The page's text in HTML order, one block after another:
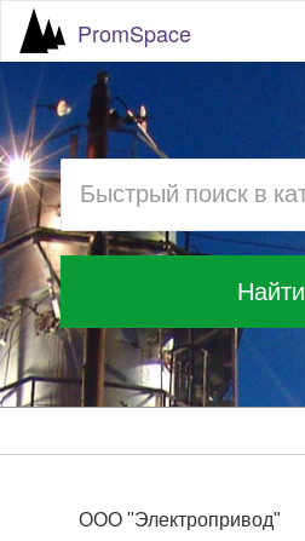
PromSpace
Найти
ООО "Электропривод"